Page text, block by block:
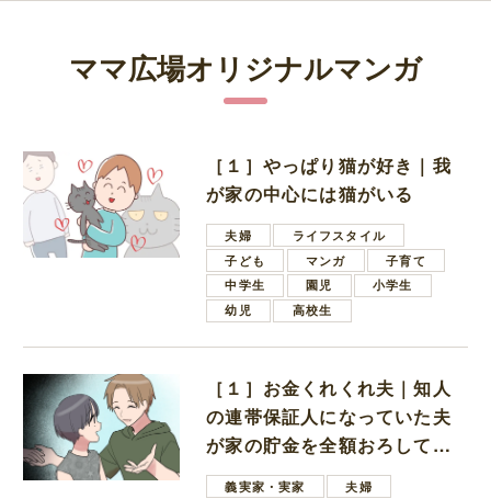
ママ広場オリジナルマンガ
［１］やっぱり猫が好き｜我
が家の中心には猫がいる
夫婦
ライフスタイル
子ども
マンガ
子育て
中学生
園児
小学生
幼児
高校生
［１］お金くれくれ夫｜知人
の連帯保証人になっていた夫
が家の貯金を全額おろしてほ
しいと言ってきた
義実家・実家
夫婦